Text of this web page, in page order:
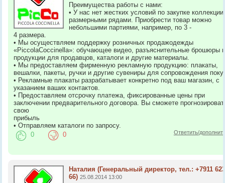
Преимущества работы с нами:
• У нас нет жестких условий по закупке коллекции
размерными рядами. Приобрести товар можно
небольшими партиями, например, по 3 -
4 размера.
• Мы осуществляем поддержку розничных продажодежды
«PiccolaCoccinella»: обучающее видео, разъяснительные брошюры
продукции для продавцов, каталоги и другие материалы.
• Мы предоставляем фирменную рекламную продукцию: плакаты,
вешалки, пакеты, ручки и другие сувениры для сопровождения
• Рекламные плакаты разрабатывает конкретно под ваш магазин, с
указанием ваших контактов.
• Предоставляем отсрочку платежа, фиксированные цены при
заключении предварительного договора. Вы сможете
свою
прибыль
• Отправляем каталоги по запросу.
Ответить/
0 0
Наталия (Генеральный директор, тел.: +7911
66)25.08.2014 13:00